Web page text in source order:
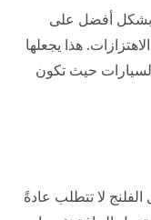
بشكل أفضل على
هذا يجعلها
السيارات حيث تكون
لا تتطلب عادةً